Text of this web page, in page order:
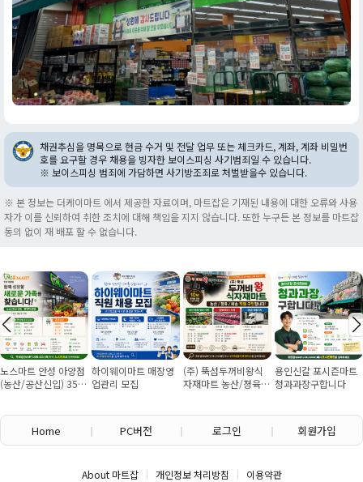
채권추심을 명목으로 현금 수거 및 전달 업무 또는 체크카드, 계좌, 계좌 비밀번
호를 요구할 경우 채용을 빙자한 보이스피싱 사기범죄일 수 있습니다.
※ 보이스피싱 범죄에 가담하면 사기방조죄로 처벌받을수 있습니다.
※ 본 정보는 더케이마트 에서 제공한 자료이며, 마트잡은 기재된 내용에 대한 오류와 사용
자가 이를 신뢰하여 취한 조치에 대해 책임을 지지 않습니다. 또한 누구든 본 정보를 마트잡
동의 없이 재 배포 할 수 없습니다.
하이웨이마트 매장영
업관리 모집
(주) 뚝섬두꺼비왕식
자재마트 농산/졍육/
용인신갈 포시즌마트
청과과장구합니다
회.초밥 실장님.
판매소분포장 여
Home PC버전 로그인 회원가입
About 마트잡 개인정보 처리방침
이용약관